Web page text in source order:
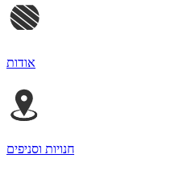
אודות
חנויות וסניפים